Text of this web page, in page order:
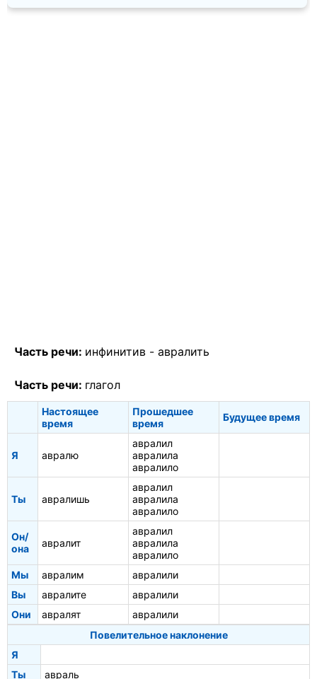
Часть речи: инфинитив - авралить
Часть речи: глагол
Настоящее
время
Прошедшее
время
Будущее время
Я авралю
авралил
авралила
авралило
Ты авралишь
авралил
авралила
авралило
Он/
она
авралит
авралил
авралила
авралило
Мы
авралим
авралили
Вы
авралите
авралили
Они
авралят
авралили
Повелительное наклонение
Я
Ты
авраль